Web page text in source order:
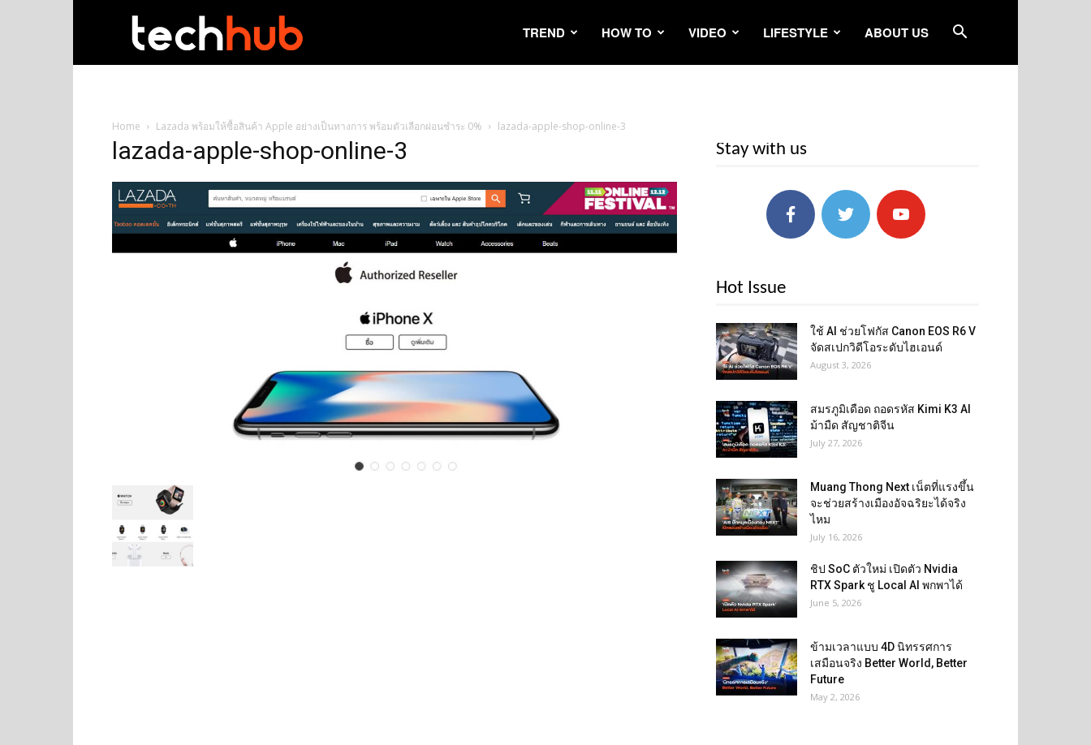
TREND HOW TO VIDEO LIFESTYLE ABOUT US
Home Lazada พร้อมให้ซื้อสินค้า Apple อย่างเป็นทางการ พร้อมตัวเลือกผ่อนชำระ 0% lazada-apple-shop-online-3
lazada-apple-shop-online-3 Stay with us
Hot Issue
ใช้ AI ช่วยโฟกัส Canon EOS R6 V
จัดสเปกวิดีโอระดับไฮเอนด์
August 3, 2026
สมรภูมิเดือด ถอดรหัส Kimi K3 AI
ม้ามืด สัญชาติจีน
July 27, 2026
Muang Thong Next เน็ตที่แรงขึ้น
จะช่วยสร้างเมืองอัจฉริยะได้จริง
ไหม
July 16, 2026
ชิป SoC ตัวใหม่ เปิดตัว Nvidia
RTX Spark ชู Local AI พกพาได้
June 5, 2026
ข้ามเวลาแบบ 4D นิทรรศการ
เสมือนจริง Better World, Better
Future
May 2, 2026